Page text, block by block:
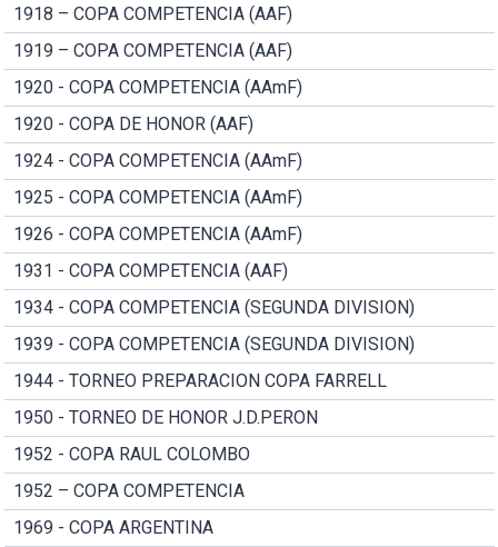
1918 – COPA COMPETENCIA (AAF)
1919 – COPA COMPETENCIA (AAF)
1920 - COPA COMPETENCIA (AAmF)
1920 - COPA DE HONOR (AAF)
1924 - COPA COMPETENCIA (AAmF)
1925 - COPA COMPETENCIA (AAmF)
1926 - COPA COMPETENCIA (AAmF)
1931 - COPA COMPETENCIA (AAF)
1934 - COPA COMPETENCIA (SEGUNDA DIVISION)
1939 - COPA COMPETENCIA (SEGUNDA DIVISION)
1944 - TORNEO PREPARACION COPA FARRELL
1950 - TORNEO DE HONOR J.D.PERON
1952 - COPA RAUL COLOMBO
1952 – COPA COMPETENCIA
1969 - COPA ARGENTINA